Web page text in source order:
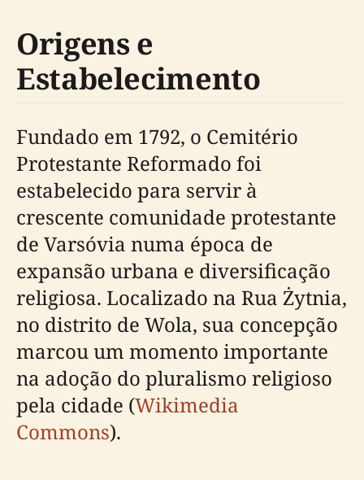
Origens e
Estabelecimento
Fundado em 1792, o Cemitério
Protestante Reformado foi
estabelecido para servir à
crescente comunidade protestante
de Varsóvia numa época de
expansão urbana e diversificação
religiosa. Localizado na Rua Żytnia,
no distrito de Wola, sua concepção
marcou um momento importante
na adoção do pluralismo religioso
pela cidade (Wikimedia
Commons).